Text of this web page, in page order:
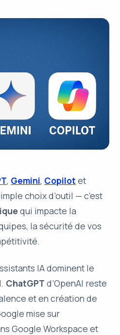
, Gemini, Copilot et
choix d’outil — c’est
qui impacte la
la sécurité de vos
IA dominent le
ChatGPT d’OpenAI reste
et en création de
mise sur
Google Workspace et